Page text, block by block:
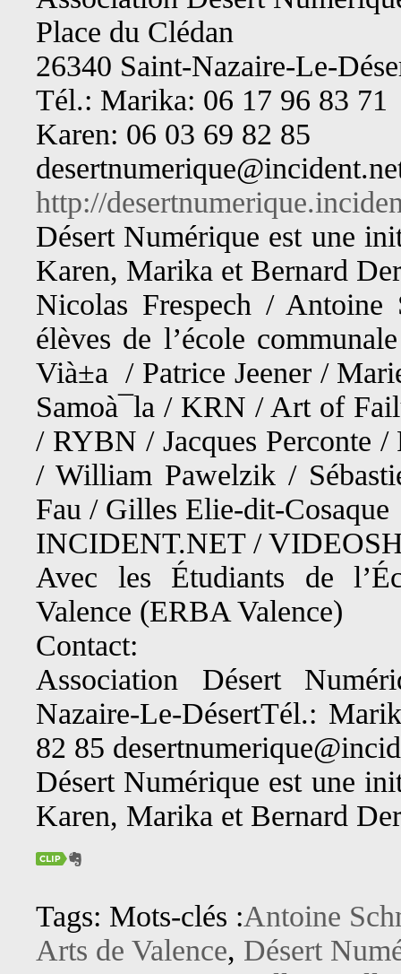
Place du Clédan
26340 Saint-Nazaire-Le-
Tél.: Marika: 06 17 96 83 71
Karen: 06 03 69 82 85
http://
Désert Numérique est une
Karen, Marika et Bernard
Nicolas Frespech /
élèves de l’école
Vià±a / Patrice Jeener /
Samoà¯la / KRN / Art of
/ RYBN / Jacques Perconte
/ William Pawelzik /
Fau / Gilles Elie-dit-Cosaque
INCIDENT.NET /
Avec les Étudiants de
Valence (ERBA Valence)
Contact:
Association Désert
Nazaire-Le-DésertTél.:
82 85
Désert Numérique est une
Karen, Marika et Bernard
Tags: Mots-clés :Antoine
Arts de Valence, Désert